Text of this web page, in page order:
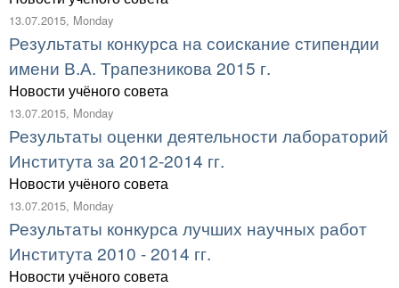
13.07.2015, Monday
Результаты конкурса на соискание стипендии
имени В.А. Трапезникова 2015 г.
Новости учёного совета
13.07.2015, Monday
Результаты оценки деятельности лабораторий
Института за 2012-2014 гг.
Новости учёного совета
13.07.2015, Monday
Результаты конкурса лучших научных работ
Института 2010 - 2014 гг.
Новости учёного совета